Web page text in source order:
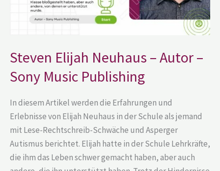
Steven Elijah Neuhaus – Autor –
Sony Music Publishing
In diesem Artikel werden die Erfahrungen und
Erlebnisse von Elijah Neuhaus in der Schule als jemand
mit Lese-Rechtschreib-Schwäche und Asperger
Autismus berichtet. Elijah hatte in der Schule Lehrkräfte,
die ihm das Leben schwer gemacht haben, aber auch